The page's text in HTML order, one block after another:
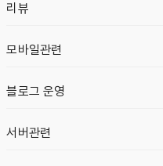
리뷰
모바일관련
블로그 운영
서버관련